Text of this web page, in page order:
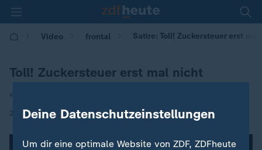
Video frontal Satire: Toll! Zuckersteuer erst
Toll! Zuckersteuer erst mal nicht
von Werner Doyé und Andreas Wiemers
21.04.2026 | 19:36
Deine Datenschutzeinstellungen
Um dir eine optimale Website von ZDF, ZDFheute